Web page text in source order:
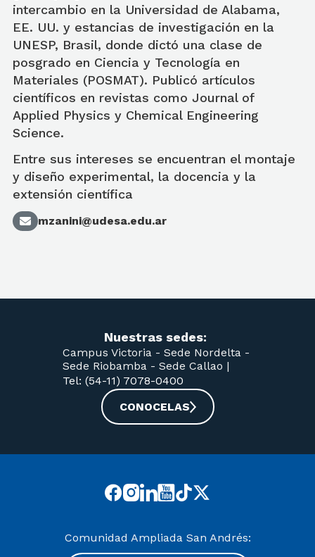
intercambio en la Universidad de Alabama,
EE. UU. y estancias de investigación en la
UNESP, Brasil, donde dictó una clase de
posgrado en Ciencia y Tecnología en
Materiales (POSMAT). Publicó artículos
científicos en revistas como Journal of
Applied Physics y Chemical Engineering
Science.
Entre sus intereses se encuentran el montaje
y diseño experimental, la docencia y la
extensión científica
mzanini@udesa.edu.ar
Nuestras sedes:
Campus Victoria - Sede Nordelta -
Sede Riobamba - Sede Callao |
Tel: (54-11) 7078-0400
CONOCELAS
Comunidad Ampliada San Andrés: